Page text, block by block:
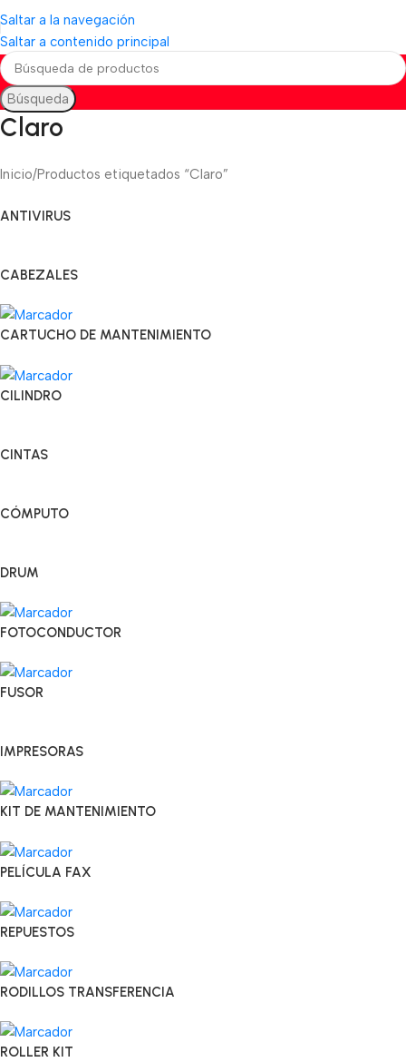
Saltar a la navegación
Saltar a contenido principal
Búsqueda
Claro
Inicio Productos etiquetados “Claro”
ANTIVIRUS
CABEZALES
CARTUCHO DE MANTENIMIENTO
CILINDRO
CINTAS
CÓMPUTO
DRUM
FOTOCONDUCTOR
FUSOR
IMPRESORAS
KIT DE MANTENIMIENTO
PELÍCULA FAX
REPUESTOS
RODILLOS TRANSFERENCIA
ROLLER KIT